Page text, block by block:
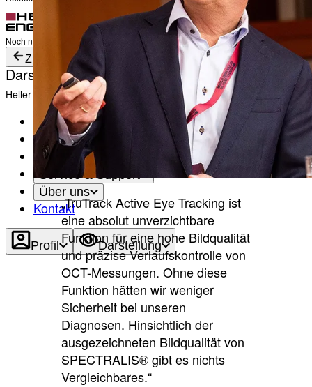
Anmelden
Noch nicht angemeldet?
Profil erstellen
Zurück
Darstellung
Heller Modus
Produkte
Academy
News & Events
Service & Support
Über uns
Kontakt
Profil Darstellung
„TruTrack Active Eye Tracking ist
eine absolut unverzichtbare
Funktion für eine hohe Bildqualität
und präzise Verlaufskontrolle von
OCT-Messungen. Ohne diese
Funktion hätten wir weniger
Sicherheit bei unseren
Diagnosen. Hinsichtlich der
ausgezeichneten Bildqualität von
SPECTRALIS® gibt es nichts
Vergleichbares.“